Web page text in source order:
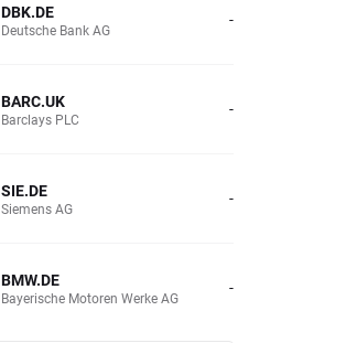
DBK.DE
Deutsche Bank AG -
BARC.UK
Barclays PLC -
SIE.DE
Siemens AG -
BMW.DE
Bayerische Motoren Werke AG -